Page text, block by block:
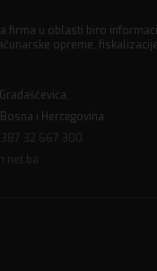
firma u oblasti biro
opreme,
i Hercegovina
32 667 300